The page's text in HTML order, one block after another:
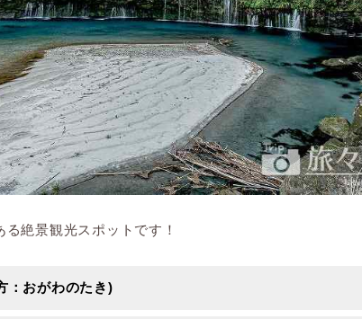
絶景観光スポットです！
：おがわのたき)